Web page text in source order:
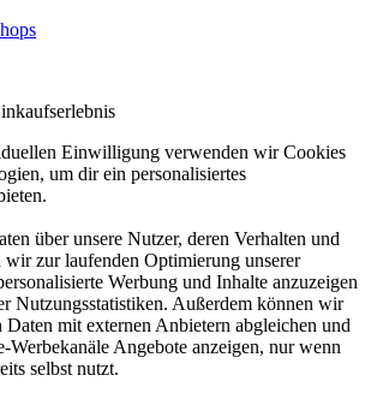
Einwilligung verwenden wir Cookies
um dir ein personalisiertes
über unsere Nutzer, deren Verhalten und
wir zur laufenden Optimierung unserer
Werbung und Inhalte anzuzeigen
Nutzungsstatistiken. Außerdem können wir
Daten mit externen Anbietern abgleichen und
Werbekanäle Angebote anzeigen, nur wenn
selbst nutzt.